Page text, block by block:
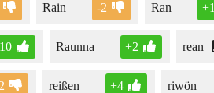
Rain -2 Ran +1
Raunna +2 rean
reißen +4 riwön